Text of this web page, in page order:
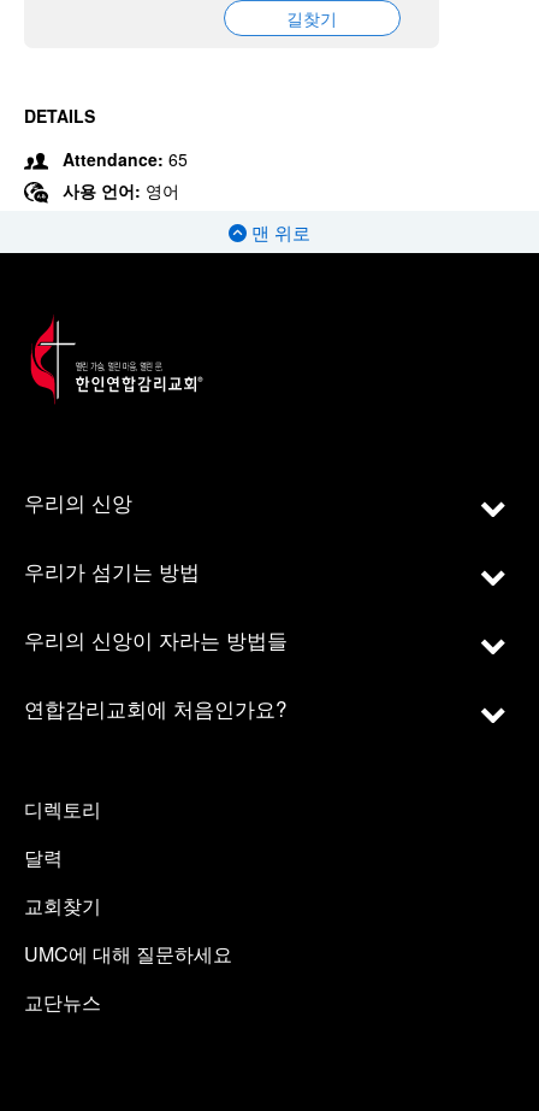
길찾기
DETAILS
Attendance: 65
사용 언어: 영어
맨 위로
우리의 신앙
우리가 섬기는 방법
우리의 신앙이 자라는 방법들
연합감리교회에 처음인가요?
디렉토리
달력
교회찾기
UMC에 대해 질문하세요
교단뉴스